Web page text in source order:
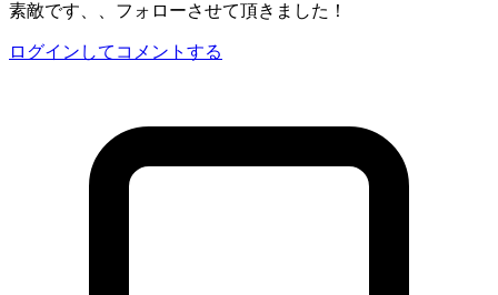
素敵です、、フォローさせて頂きました！
ログインしてコメントする